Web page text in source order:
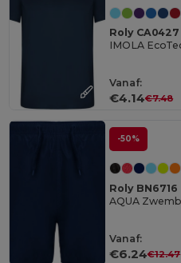
Roly CA0427
Vanaf:
€4.14€7.48
-50%
Roly BN6716
AQUA
Vanaf:
€6.24€12.47